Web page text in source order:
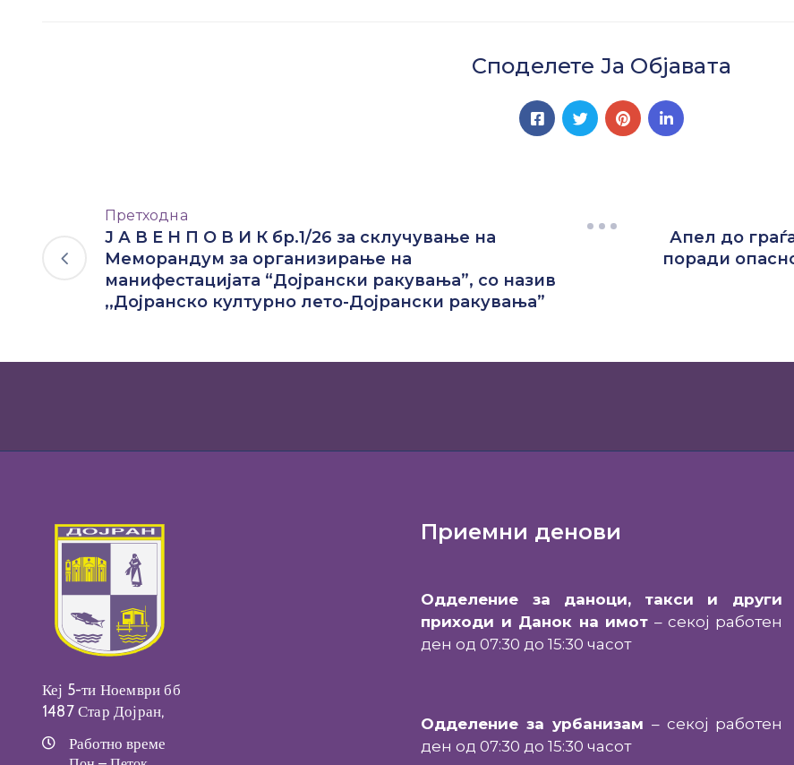
Споделете Ја Објавата
Претходна
Ј А В Е Н П О В И К бр.1/26 за склучување на
Меморандум за организирање на
манифестацијата “Дојрански ракувања”, со назив
,,Дојранско културно лето-Дојрански ракувања”
Апел до
поради
Кеј 5-ти Ноември бб
1487 Стар Дојран,
Работно време
Приемни денови
Одделение за даноци, такси и други
приходи и Данок на имот – секој работен
ден од 07:30 до 15:30 часот
Одделение за урбанизам – секој работен
ден од 07:30 до 15:30 часот